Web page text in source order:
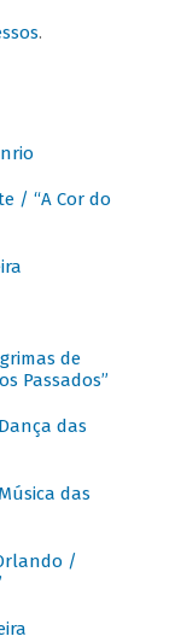
.
/ “A Cor do
de
Passados”
das
das
/